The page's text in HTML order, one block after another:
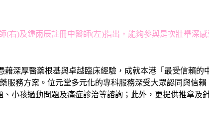
(右)及鍾雨辰註冊中醫師(左)指出，能夠參與是次壯舉深
藉深厚醫藥根基與卓越臨床經驗，成就本港「最受信賴
服務方案。位元堂多元化的專科服務深受大眾認同與信
、小孩過動問題及痛症診治等諮詢；此外，更提供推拿及